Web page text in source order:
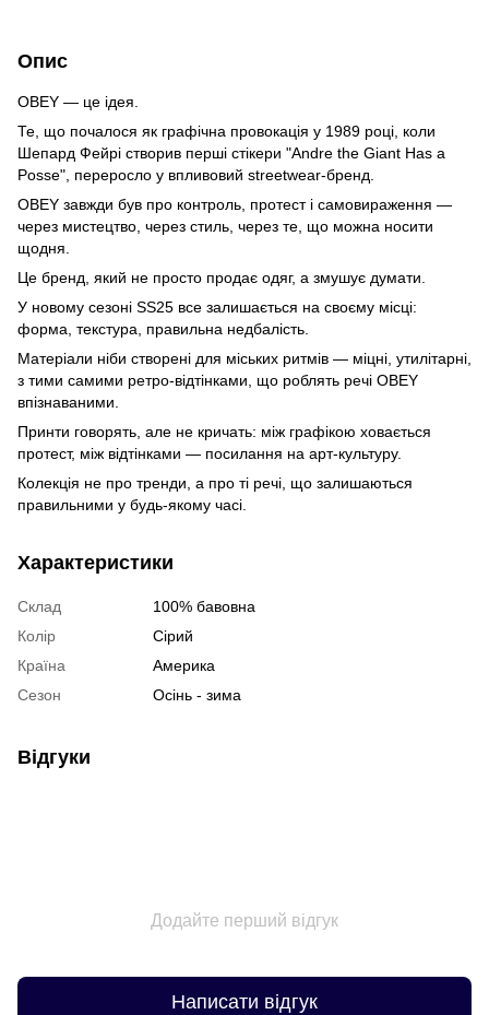
Опис
OBEY — це ідея.
Те, що почалося як графічна провокація у 1989 році, коли
Шепард Фейрі створив перші стікери "Andre the Giant Has a
Posse", переросло у впливовий streetwear-бренд.
OBEY завжди був про контроль, протест і самовираження —
через мистецтво, через стиль, через те, що можна носити
щодня.
Це бренд, який не просто продає одяг, а змушує думати.
У новому сезоні SS25 все залишається на своєму місці:
форма, текстура, правильна недбалість.
Матеріали ніби створені для міських ритмів — міцні, утилітарні,
з тими самими ретро-відтінками, що роблять речі OBEY
впізнаваними.
Принти говорять, але не кричать: між графікою ховається
протест, між відтінками — посилання на арт-культуру.
Колекція не про тренди, а про ті речі, що залишаються
правильними у будь-якому часі.
Характеристики
Склад
100% бавовна
Колір
Сірий
Країна
Америка
Сезон
Осінь - зима
Відгуки
Додайте перший відгук
Написати відгук